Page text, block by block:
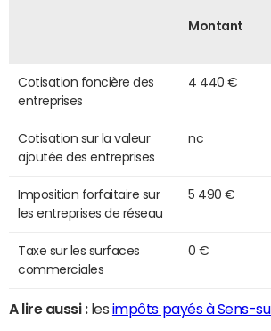
Montant
Cotisation foncière des
entreprises
4 440 €
Cotisation sur la valeur
ajoutée des entreprises
nc
Imposition forfaitaire sur
les entreprises de réseau
5 490 €
Taxe sur les surfaces
commerciales
0 €
A lire aussi :les impôts payés à Sens-